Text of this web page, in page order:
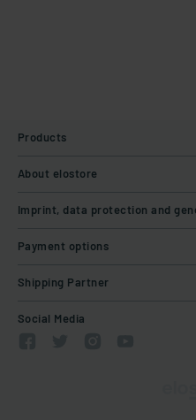
Products
About elostore
Imprint, data protection and
Payment options
Shipping Partner
Social Media